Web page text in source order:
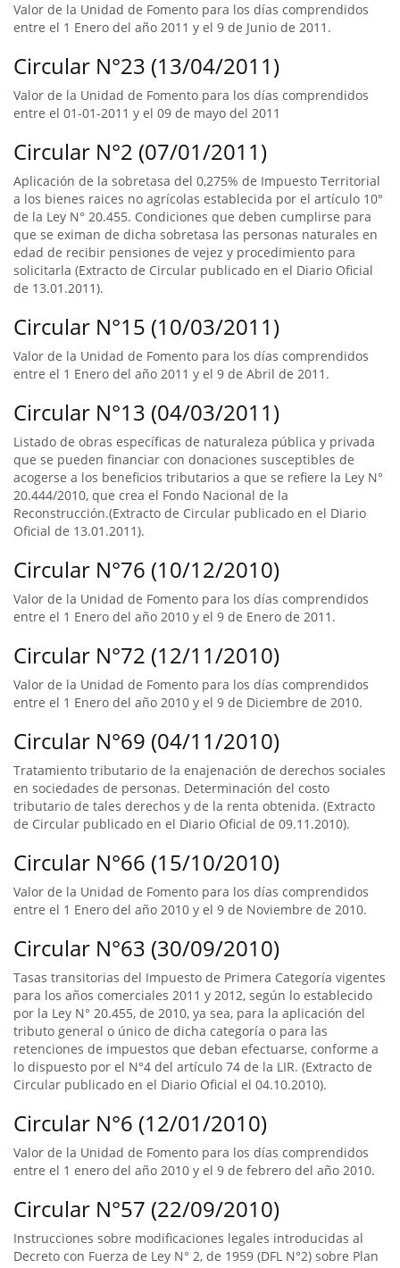
Valor de la Unidad de Fomento para los días comprendidos
entre el 1 Enero del año 2011 y el 9 de Junio de 2011.
Circular N°23 (13/04/2011)
Valor de la Unidad de Fomento para los días comprendidos
entre el 01-01-2011 y el 09 de mayo del 2011
Circular N°2 (07/01/2011)
Aplicación de la sobretasa del 0,275% de Impuesto Territorial
a los bienes raices no agrícolas establecida por el artículo 10°
de la Ley N° 20.455. Condiciones que deben cumplirse para
que se eximan de dicha sobretasa las personas naturales en
edad de recibir pensiones de vejez y procedimiento para
solicitarla (Extracto de Circular publicado en el Diario Oficial
de 13.01.2011).
Circular N°15 (10/03/2011)
Valor de la Unidad de Fomento para los días comprendidos
entre el 1 Enero del año 2011 y el 9 de Abril de 2011.
Circular N°13 (04/03/2011)
Listado de obras específicas de naturaleza pública y privada
que se pueden financiar con donaciones susceptibles de
acogerse a los beneficios tributarios a que se refiere la Ley N°
20.444/2010, que crea el Fondo Nacional de la
Reconstrucción.(Extracto de Circular publicado en el Diario
Oficial de 13.01.2011).
Circular N°76 (10/12/2010)
Valor de la Unidad de Fomento para los días comprendidos
entre el 1 Enero del año 2010 y el 9 de Enero de 2011.
Circular N°72 (12/11/2010)
Valor de la Unidad de Fomento para los días comprendidos
entre el 1 Enero del año 2010 y el 9 de Diciembre de 2010.
Circular N°69 (04/11/2010)
Tratamiento tributario de la enajenación de derechos sociales
en sociedades de personas. Determinación del costo
tributario de tales derechos y de la renta obtenida. (Extracto
de Circular publicado en el Diario Oficial de 09.11.2010).
Circular N°66 (15/10/2010)
Valor de la Unidad de Fomento para los días comprendidos
entre el 1 Enero del año 2010 y el 9 de Noviembre de 2010.
Circular N°63 (30/09/2010)
Tasas transitorias del Impuesto de Primera Categoría vigentes
para los años comerciales 2011 y 2012, según lo establecido
por la Ley N° 20.455, de 2010, ya sea, para la aplicación del
tributo general o único de dicha categoría o para las
retenciones de impuestos que deban efectuarse, conforme a
lo dispuesto por el N°4 del artículo 74 de la LIR. (Extracto de
Circular publicado en el Diario Oficial el 04.10.2010).
Circular N°6 (12/01/2010)
Valor de la Unidad de Fomento para los días comprendidos
entre el 1 enero del año 2010 y el 9 de febrero del año 2010.
Circular N°57 (22/09/2010)
Instrucciones sobre modificaciones legales introducidas al
Decreto con Fuerza de Ley N° 2, de 1959 (DFL N°2) sobre Plan